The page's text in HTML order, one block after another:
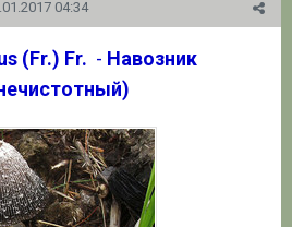
04:34
(Fr.) Fr. - Навозник